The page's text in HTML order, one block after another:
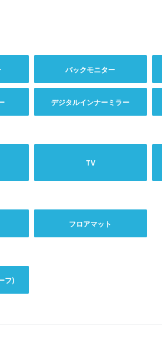
バックモニター
デジタルインナーミラー
TV
フロアマット
フ)